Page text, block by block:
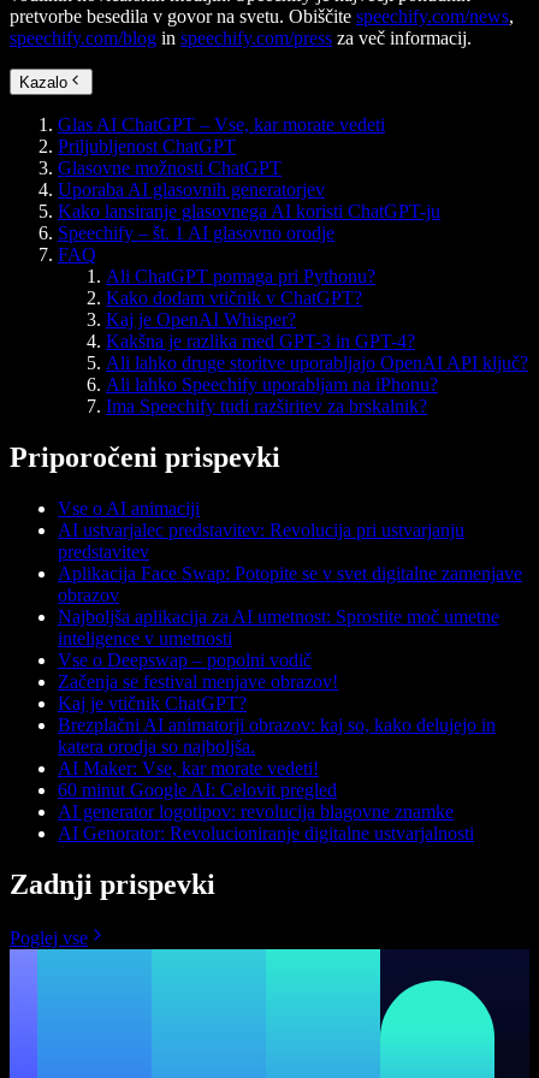
pretvorbe besedila v govor na svetu. Obiščite speechify.com/news,
speechify.com/blog in speechify.com/press za več informacij.
Kazalo
Glas AI ChatGPT – Vse, kar morate vedeti
Priljubljenost ChatGPT
Glasovne možnosti ChatGPT
Uporaba AI glasovnih generatorjev
Kako lansiranje glasovnega AI koristi ChatGPT-ju
Speechify – št. 1 AI glasovno orodje
FAQ
Ali ChatGPT pomaga pri Pythonu?
Kako dodam vtičnik v ChatGPT?
Kaj je OpenAI Whisper?
Kakšna je razlika med GPT-3 in GPT-4?
Ali lahko druge storitve uporabljajo OpenAI API ključ?
Ali lahko Speechify uporabljam na iPhonu?
Ima Speechify tudi razširitev za brskalnik?
Priporočeni prispevki
Vse o AI animaciji
AI ustvarjalec predstavitev: Revolucija pri ustvarjanju
predstavitev
Aplikacija Face Swap: Potopite se v svet digitalne zamenjave
obrazov
Najboljša aplikacija za AI umetnost: Sprostite moč umetne
inteligence v umetnosti
Vse o Deepswap – popolni vodič
Začenja se festival menjave obrazov!
Kaj je vtičnik ChatGPT?
Brezplačni AI animatorji obrazov: kaj so, kako delujejo in
katera orodja so najboljša.
AI Maker: Vse, kar morate vedeti!
60 minut Google AI: Celovit pregled
AI generator logotipov: revolucija blagovne znamke
AI Genorator: Revolucioniranje digitalne ustvarjalnosti
Zadnji prispevki
Poglej vse